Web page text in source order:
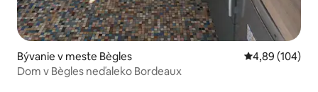
Bývanie v meste Bègles Priemerné
4,89 (104)
Dom v Bègles neďaleko Bordeaux